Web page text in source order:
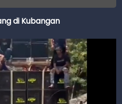
di Kubangan